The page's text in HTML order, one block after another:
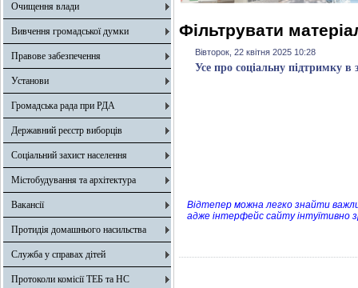
Очищення влади
Вивчення громадської думки
Правове забезпечення
Установи
Громадська рада при РДА
Державний реєстр виборців
Соціальний захист населення
Містобудування та архітектура
Вакансії
Протидія домашнього насильства
Служба у справах дітей
Протоколи комісії ТЕБ та НС
Фільтрувати
Вівторок, 22 квітня 2025 10:28
Усе про соціальну підтримку
Відтепер можна легко знайти
адже інтерфейс сайту інтуїтивно